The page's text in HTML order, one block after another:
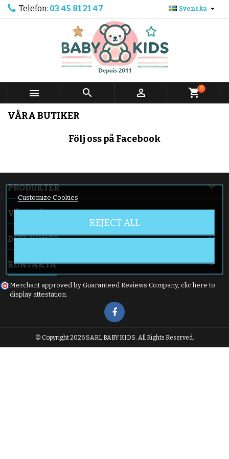
Telefon: 03 45 81 21 47 Svenska 
   shopping_cart0
VÅRA BUTIKER
Följ oss på Facebook
PRODUKTER 
VÅRT FÖRETAG 
DITT KONTO 
KONTAKTA 
Merchant approved by Guaranteed Reviews Company, clic here to
display attestation
Customize Cookies
REJECT ALL
© Copyright 2026 SARL BABY KIDS. All Rights Reserved.